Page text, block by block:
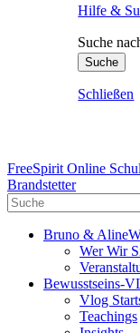
Hilfe &
Suche
Schließen
FreeSpirit Online
Brandstetter
Bruno & Aline
Wer Wir
Bewusstseins-
Vlog
Teachings